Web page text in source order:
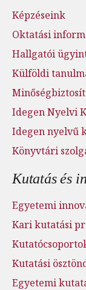
Képzéseink
Oktatási
Hallgatói
Külföldi
Idegen Nyelvi
Idegen nyelvű
Könyvtári
Kutatás és
Egyetemi
Kari kutatási
Kutatási
Egyetemi